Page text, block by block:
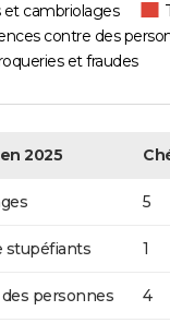
et cambriolages
contre des
et fraudes
2025
5
stupéfiants 1
personnes 4